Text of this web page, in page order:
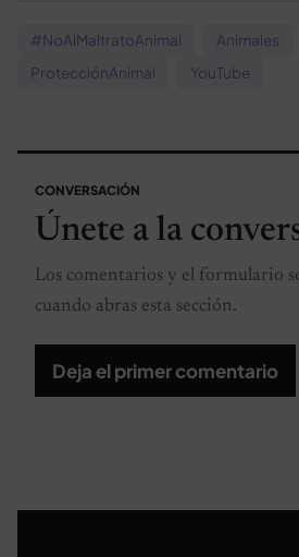
#NoAlMaltratoAnimal Animales
ProtecciónAnimal
YouTube
CONVERSACIÓN
Únete a la
Los comentarios y el formulario
cuando abras esta sección.
Deja el primer comentario